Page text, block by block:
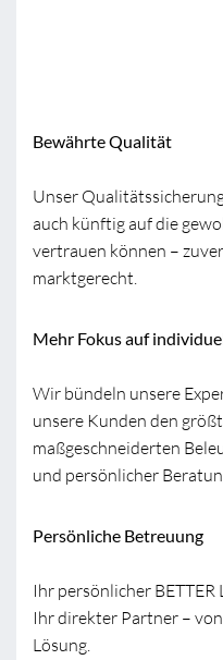
Bewährte Qualität
Unser
auch künftig auf die
vertrauen können –
marktgerecht.
Mehr Fokus auf
Wir bündeln unsere
unsere Kunden den
maßgeschneiderten
und persönlicher
Persönliche Betreuung
Ihr persönlicher
Ihr direkter Partner –
Lösung.